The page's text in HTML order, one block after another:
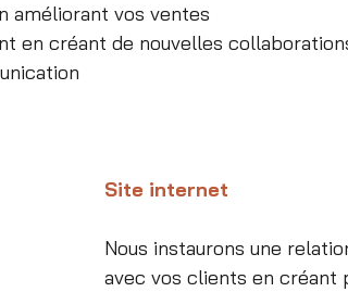
améliorant vos ventes
en créant de nouvelles
Site internet
Nous instaurons une
avec vos clients en créant